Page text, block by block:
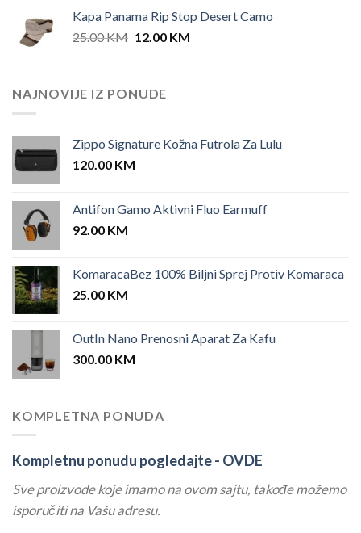
25.00 KM.12.00 KM.
Kapa Panama Rip Stop Desert Camo
25.00KM Original
25.00 KM.
12.00 KMCurrent
NAJNOVIJE IZ PONUDE
Zippo Signature Kožna Futrola Za Lulu
120.00 KM
Antifon Gamo Aktivni Fluo Earmuff
92.00 KM
KomaracaBez 100% Biljni Sprej Protiv Komaraca
25.00 KM
OutIn Nano Prenosni Aparat Za Kafu
300.00 KM
KOMPLETNA PONUDA
Kompletnu ponudu pogledajte - OVDE
Sve proizvode koje imamo na ovom sajtu, takođe možemo
isporučiti na Vašu adresu.